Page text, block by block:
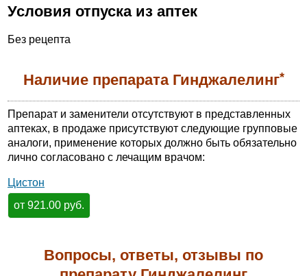
Условия отпуска из аптек
Без рецепта
Наличие препарата Гинджалелинг*
Препарат и заменители отсутствуют в представленных
аптеках, в продаже присутствуют следующие групповые
аналоги, применение которых должно быть обязательно
лично согласовано с лечащим врачом:
Цистон
от 921.00 руб.
Вопросы, ответы, отзывы по